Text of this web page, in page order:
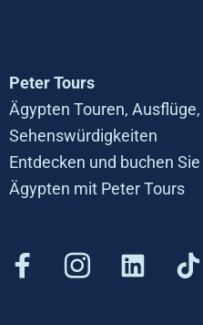
Peter Tours
Ägypten Touren,
Sehenswürdigkeiten
Entdecken und buchen
Ägypten mit Peter Tours